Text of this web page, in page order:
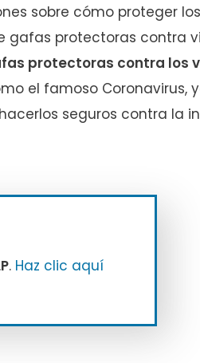
sobre cómo proteger
gafas protectoras contra
protectoras contra los
el famoso Coronavirus,
seguros contra la
. Haz clic aquí